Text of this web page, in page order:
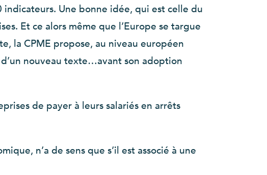
Une bonne idée, qui est celle du
Et ce alors même que l’Europe se targue
la CPME propose, au niveau européen
nouveau texte…avant son adoption
de payer à leurs salariés en arrêts
n’a de sens que s’il est associé à une